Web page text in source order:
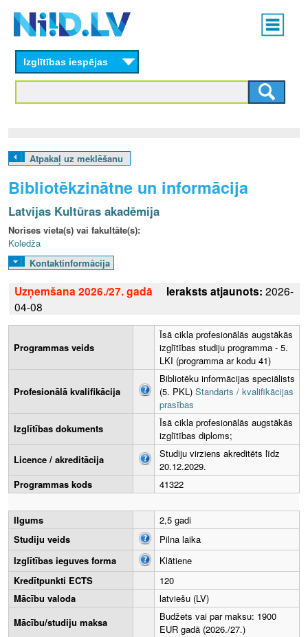
content
Main
menu
L
V
Izglītības iespējas
Atpakaļ uz meklēšanu
Bibliotēkzinātne un informācija
Latvijas Kultūras akadēmija
Norises vieta(s) vai fakultāte(s):
Koledža
Kontaktinformācija
Uzņemšana 2026./27. gadā Ieraksts atjaunots: 2026-
04-08
Programmas veids
Īsā cikla profesionālās augstākās
izglītības studiju programma - 5.
LKI (programma ar kodu 41)
Profesionālā kvalifikācija
Bibliotēku informācijas speciālists
(5. PKL) Standarts / kvalifikācijas
prasības
Izglītības dokuments
Īsā cikla profesionālās augstākās
izglītības diploms;
Licence / akreditācija
Studiju virziens akreditēts līdz
20.12.2029.
Programmas kods
41322
Ilgums
2,5 gadi
Studiju veids
Pilna laika
Izglītības ieguves forma
Klātiene
Kredītpunkti ECTS
120
Mācību valoda
latviešu (LV)
Mācību/studiju maksa
Budžets vai par maksu: 1900
EUR gadā (2026./27.)